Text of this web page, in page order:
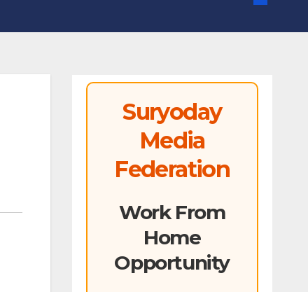
Suryoday
Media
Federation
Work From
Home
Opportunity